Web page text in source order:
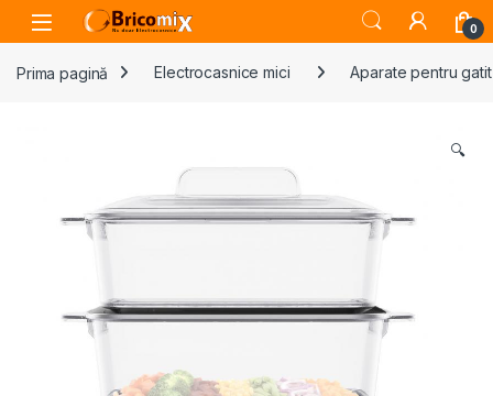
Skip to navigation
Skip to content
Open 0
Prima pagină Electrocasnice mici Aparate pentru gatit
🔍